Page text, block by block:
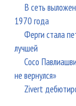
В сеть
1970 года
Ферги стала
лучшей
Сосо
не вернулся»
Zivert